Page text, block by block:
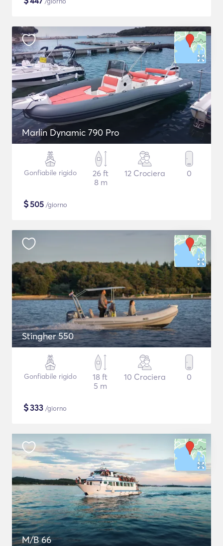
Marlin Dynamic 790 Pro
Gonfiabile rigido
26 ft
8 m
12 Crociera 0
$505 /giorno
Stingher 550
Gonfiabile rigido
18 ft
5 m
10 Crociera 0
$333 /giorno
M/B 66